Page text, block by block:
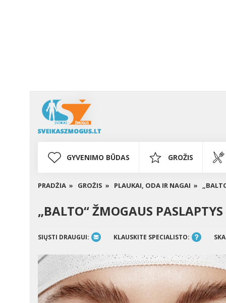
GYVENIMO BŪDAS GROŽIS
PRADŽIA » GROŽIS » PLAUKAI, ODA IR NAGAI »
„BALTO“ ŽMOGAUS PASLAPTYS
SIŲSTI DRAUGUI: KLAUSKITE SPECIALISTO: